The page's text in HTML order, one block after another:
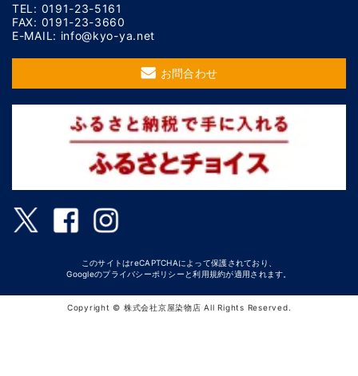
TEL: 0191-23-5161
FAX: 0191-23-3660
E-MAIL: info@kyo-ya.net
お問合わせ
このサイトはreCAPTCHAによって保護されており、
Googleのプライバシーポリシー と利用規約が適用されます。
Copyright © 株式会社京屋染物店 All Rights Reserved.